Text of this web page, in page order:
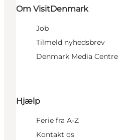
Om VisitDenmark
Job
Tilmeld nyhedsbrev
Denmark Media Centre
Hjælp
Ferie fra A-Z
Kontakt os